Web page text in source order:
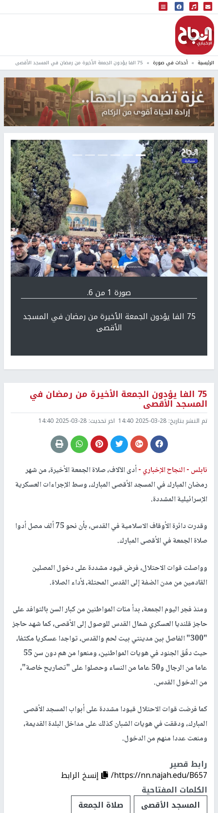
البث المباشر
إذاعة النجاح
الرئيسية أحداث في صورة 75 الفا يؤدون الجمعة الأخيرة من رمضان في المسجد الأقصى
صورة 1 من 6.
75 الفا يؤدون الجمعة الأخيرة من رمضان في المسجد
الأقصى
Previous التالي
75 الفا يؤدون الجمعة الأخيرة من رمضان في
المسجد الأقصى
تم النشر بتاريخ: 2025-03-28 14:40 اخر تحديث: 2025-03-28 14:40
نابلس -النجاح الإخباري -أدى الآلاف، صلاة الجمعة الأخيرة، من شهر
رمضان المبارك في المسجد الأقصى المبارك، وسط الإجراءات العسكرية
الإسرائيلية المشددة.
وقدرت دائرة الأوقاف الاسلامية في القدس، بأن نحو 75 ألف مصل أدوا
صلاة الجمعة في الأقصى المبارك.
وواصلت قوات الاحتلال، فرض قيود مشددة على دخول المصلين
القادمين من مدن الضفة إلى القدس المحتلة، لأداء الصلاة.
ومنذ فجر اليوم الجمعة، بدأ مئات المواطنين من كبار السن بالتوافد على
حاجز قلنديا العسكري شمال القدس للوصول إلى الأقصى، كما شهد حاجز
"300" الفاصل بين مدينتي بيت لحم والقدس، تواجدا عسكريا مكثفا،
حيث دقّق الجنود في هويات المواطنين، ومنعوا من هم دون سن 55
عاما من الرجال و50 عاما من النساء وحصلوا على "تصاريح خاصة"،
من الدخول القدس.
كما فرضت قوات الاحتلال قيودا مشددة على أبواب المسجد الأقصى
المبارك، ودققت في هويات الشبان كذلك على مداخل البلدة القديمة،
ومنعت عددا منهم من الدخول.
رابط قصير
https://nn.najah.edu/B657/
إنسخ الرابط
الكلمات المفتاحية
المسجد الأقصى
صلاة الجمعة